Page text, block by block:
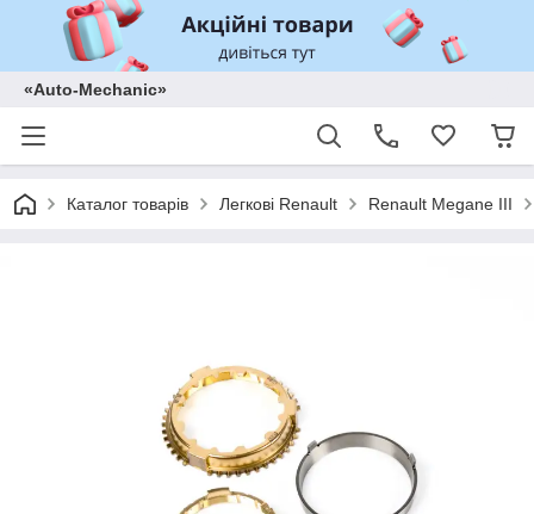
«Auto-Mechanic»
Каталог товарів Легкові Renault Renault Megane III